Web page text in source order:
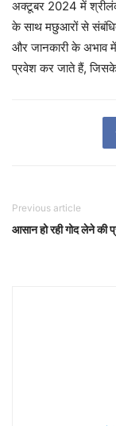
अक्टूबर 2024 में
के साथ मछुआरों से संबंधित
और जानकारी के अभाव
प्रवेश कर जाते हैं, जिसके
Previous article
आसान हो रही गोद लेने की